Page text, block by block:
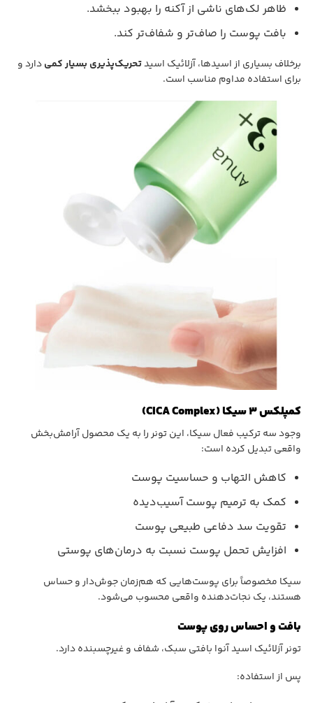
ظاهر لک‌های ناشی از آکنه را بهبود ببخشد.
بافت پوست را صاف‌تر و شفاف‌تر کند.
برخلاف بسیاری از اسیدها، آزلائیک اسیدتحریک‌پذیری بسیار کمیدارد و
برای استفاده مداوم مناسب است.
کمپلکس ۳ سیکا (CICA Complex)
وجود سه ترکیب فعال سیکا، این تونر را به یک محصول آرامش‌بخش
واقعی تبدیل کرده است:
کاهش التهاب و حساسیت پوست
کمک به ترمیم پوست آسیب‌دیده
تقویت سد دفاعی طبیعی پوست
افزایش تحمل پوست نسبت به درمان‌های پوستی
سیکا مخصوصاً برای پوست‌هایی که هم‌زمان جوش‌دار و حساس
هستند، یک نجات‌دهنده واقعی محسوب می‌شود.
بافت و احساس روی پوست
تونر آزلائیک اسید آنوا بافتی سبک، شفاف و غیرچسبنده دارد.
پس از استفاده: